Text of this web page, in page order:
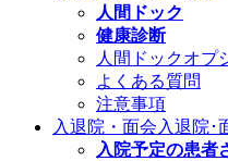
人間ドック
健康診断
人間ドックオプ
よくある質問
注意事項
入退院・面会 入退院･
入院予定の患者